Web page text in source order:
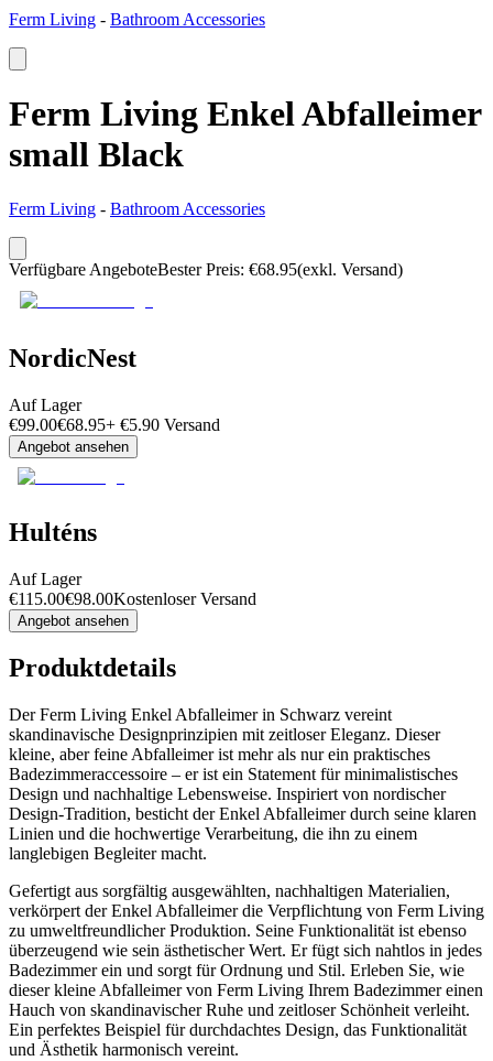
Ferm Living - Bathroom Accessories
Ferm Living Enkel Abfalleimer
small Black
Ferm Living - Bathroom Accessories
Verfügbare AngeboteBester Preis: €68.95(exkl. Versand)
NordicNest
Auf Lager
€99.00€68.95+ €5.90 Versand
Angebot ansehen
Hulténs
Auf Lager
€115.00€98.00Kostenloser Versand
Angebot ansehen
Produktdetails
Der Ferm Living Enkel Abfalleimer in Schwarz vereint
skandinavische Designprinzipien mit zeitloser Eleganz. Dieser
kleine, aber feine Abfalleimer ist mehr als nur ein praktisches
Badezimmeraccessoire – er ist ein Statement für minimalistisches
Design und nachhaltige Lebensweise. Inspiriert von nordischer
Design-Tradition, besticht der Enkel Abfalleimer durch seine klaren
Linien und die hochwertige Verarbeitung, die ihn zu einem
langlebigen Begleiter macht.
Gefertigt aus sorgfältig ausgewählten, nachhaltigen Materialien,
verkörpert der Enkel Abfalleimer die Verpflichtung von Ferm Living
zu umweltfreundlicher Produktion. Seine Funktionalität ist ebenso
überzeugend wie sein ästhetischer Wert. Er fügt sich nahtlos in jedes
Badezimmer ein und sorgt für Ordnung und Stil. Erleben Sie, wie
dieser kleine Abfalleimer von Ferm Living Ihrem Badezimmer einen
Hauch von skandinavischer Ruhe und zeitloser Schönheit verleiht.
Ein perfektes Beispiel für durchdachtes Design, das Funktionalität
und Ästhetik harmonisch vereint.